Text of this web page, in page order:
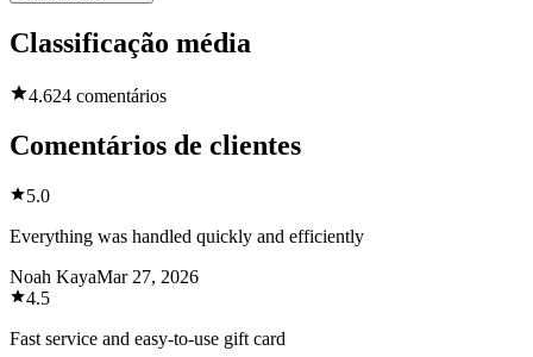
Classificação média
4.624 comentários
Comentários de clientes
5.0
Everything was handled quickly and efficiently
Noah KayaMar 27, 2026
4.5
Fast service and easy-to-use gift card